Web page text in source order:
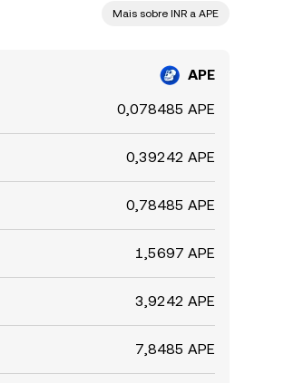
Mais sobre INR a APE
APE
0,078485 APE
0,39242 APE
0,78485 APE
1,5697 APE
3,9242 APE
7,8485 APE